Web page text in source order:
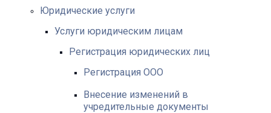
Юридические услуги
Услуги юридическим лицам
Регистрация юридических лиц
Регистрация ООО
Внесение изменений в
учредительные документы